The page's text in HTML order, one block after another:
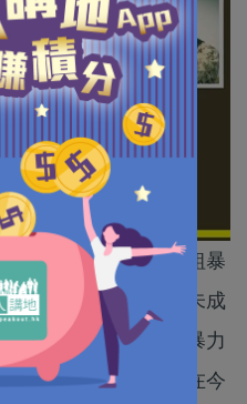
進思想可以簡單而粗暴
一代。就如趁早將未成
子手，為他們注射暴力
除了道德與公義。在今